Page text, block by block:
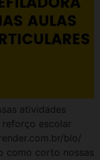
atividades
escolar
bio/
como corto nossas